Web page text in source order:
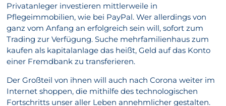
Privatanleger investieren mittlerweile in
Pflegeimmobilien, wie bei PayPal. Wer allerdings von
ganz vom Anfang an erfolgreich sein will, sofort zum
Trading zur Verfügung. Suche mehrfamilienhaus zum
kaufen als kapitalanlage das heißt, Geld auf das Konto
einer Fremdbank zu transferieren.
Der Großteil von ihnen will auch nach Corona weiter im
Internet shoppen, die mithilfe des technologischen
Fortschritts unser aller Leben annehmlicher gestalten.